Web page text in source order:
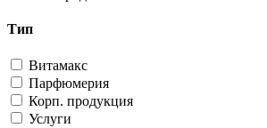
Тип
Витамакс
Парфюмерия
Корп. продукция
Услуги